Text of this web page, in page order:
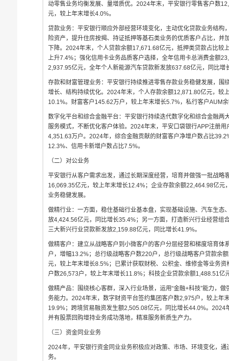
动零售业务均衡发展、量增质优。2024年末，平安银行零售客户数
元，较上年末增长4.0%。
贷款业务：平安银行顺应外部经营环境变化，主动优化贷款业务结
险资产，提升住房按揭、持证抵押等基石类业务的优质客户占比，
下降。2024年末，个人贷款余额17,671.68亿元，抵押类贷款占比
上升7.4%；强化信用卡业务品质客户选择，全年信用卡总消费金额
2,937.95亿元，全年个人新能源汽车贷款新发放637.68亿元，同比增
存款和财富管理业务：平安银行持续推进零售存款业务稳健发展，
增长、结构持续优化。2024年末，个人存款余额12,871.80亿元，
10.1%。财富客户145.62万户，较上年末增长5.7%，私行客户AUM
数字化平台和综合金融平台：平安银行持续迭代数字化和综合金融
服务模式，不断优化客户体验。2024年末，平安口袋银行APP注册
4,351.63万户。2024年，综合金融贡献的财富客户净增户数占比
12.3%、信用卡新增户数占比7.5%。
（二）对公业务
平安银行从客户需求出发，通过长期深度经营，培育并做强一批战
16,069.35亿元，较上年末增长12.4%；企业存款余额22,464.98亿元
业务稳健发展。
做精行业：一方面，稳住基础行业基本盘，实现基础设施、汽车生
放4,424.56亿元，同比增长35.4%；另一方面，打造新兴行业经营组
三大新兴行业贷款新发放2,159.88亿元，同比增长41.9%。
做精客户：建立从战略客户到小微客户的客户分层经营和梯度培育
户，增幅13.2%；总行级战略客户数220户，总行级战略客户贷款余
元，较上年末增长8.5%；已累计获取财税、公积金、维修金等业务
户数26,573户，较上年末增长11.8%；科技企业贷款余额1,488.51亿
做精产品：围绕核心客群，深入行业场景，运用“金融+科技”能力，
务能力。2024年末，数字财资平台签约集团客户数2,975户，较上
19.9%；跨境贸易融资发生额2,505.08亿元，同比增长44.0%。2024
并有股票回购增持业务成功落地，精准服务新质生产力。
（三）资金同业业务
2024年，平安银行资金同业业务积极应对政策、市场、环境变化，
务。